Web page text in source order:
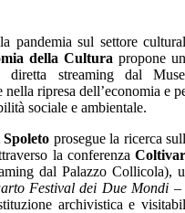
pandemia sul settore
della Cultura propone
streaming dal
ripresa dell’economia e
sociale e ambientale.
prosegue la ricerca
la conferenza
dal Palazzo Collicola),
Festival dei Due Mondi –
archivistica e